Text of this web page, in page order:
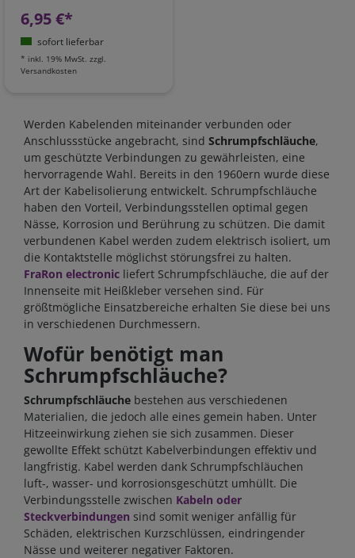
6,95 €*
sofort lieferbar
* inkl. 19% MwSt. zzgl.
Versandkosten
Werden Kabelenden miteinander verbunden oder
Anschlussstücke angebracht, sind Schrumpfschläuche,
um geschützte Verbindungen zu gewährleisten, eine
hervorragende Wahl. Bereits in den 1960ern wurde diese
Art der Kabelisolierung entwickelt. Schrumpfschläuche
haben den Vorteil, Verbindungsstellen optimal gegen
Nässe, Korrosion und Berührung zu schützen. Die damit
verbundenen Kabel werden zudem elektrisch isoliert, um
die Kontaktstelle möglichst störungsfrei zu halten.
FraRon electronic liefert Schrumpfschläuche, die auf der
Innenseite mit Heißkleber versehen sind. Für
größtmögliche Einsatzbereiche erhalten Sie diese bei uns
in verschiedenen Durchmessern.
Wofür benötigt man
Schrumpfschläuche?
Schrumpfschläuche bestehen aus verschiedenen
Materialien, die jedoch alle eines gemein haben. Unter
Hitzeeinwirkung ziehen sie sich zusammen. Dieser
gewollte Effekt schützt Kabelverbindungen effektiv und
langfristig. Kabel werden dank Schrumpfschläuchen
luft-, wasser- und korrosionsgeschützt umhüllt. Die
Verbindungsstelle zwischen Kabeln oder
Steckverbindungen sind somit weniger anfällig für
Schäden, elektrischen Kurzschlüssen, eindringender
Nässe und weiterer negativer Faktoren.